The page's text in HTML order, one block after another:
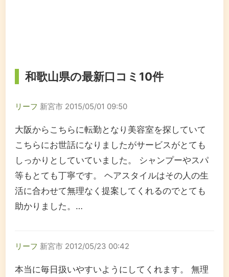
和歌山県の最新口コミ10件
リーフ 新宮市 2015/05/01 09:50
大阪からこちらに転勤となり美容室を探していて
こちらにお世話になりましたがサービスがとても
しっかりとしていていました。 シャンプーやスパ
等もとても丁寧です。 ヘアスタイルはその人の生
活に合わせて無理なく提案してくれるのでとても
助かりました。…
リーフ 新宮市 2012/05/23 00:42
本当に毎日扱いやすいようにしてくれます。 無理